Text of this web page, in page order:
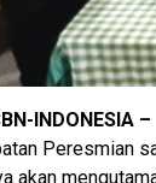
INDONESIA –
Peresmian
akan